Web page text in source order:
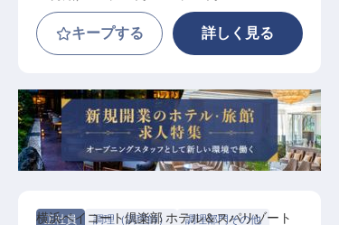
キープする 詳しく見る
正社員 調理（調理師） 調理部門その他
横浜ベイコート倶楽部 ホテル＆スパリゾート